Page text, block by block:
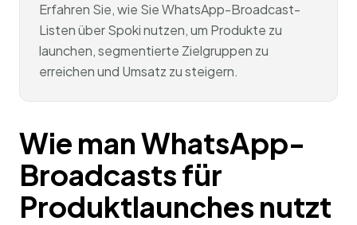
Erfahren Sie, wie Sie WhatsApp-Broadcast-
Listen über Spoki nutzen, um Produkte zu
launchen, segmentierte Zielgruppen zu
erreichen und Umsatz zu steigern.
Wie man WhatsApp-
Broadcasts für
Produktlaunches nutzt